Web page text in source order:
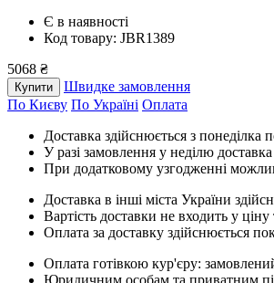
Є в наявності
Код товару: JBR1389
5068 ₴
Купити
Швидке замовлення
По Києву По Україні Оплата
Доставка здійснюється з
У разі замовлення у неділю
При додатковому узгодженні
Доставка в інші міста України
Вартість доставки не входить у ціну
Оплата за доставку здійснюється
Оплата готівкою кур'єру: